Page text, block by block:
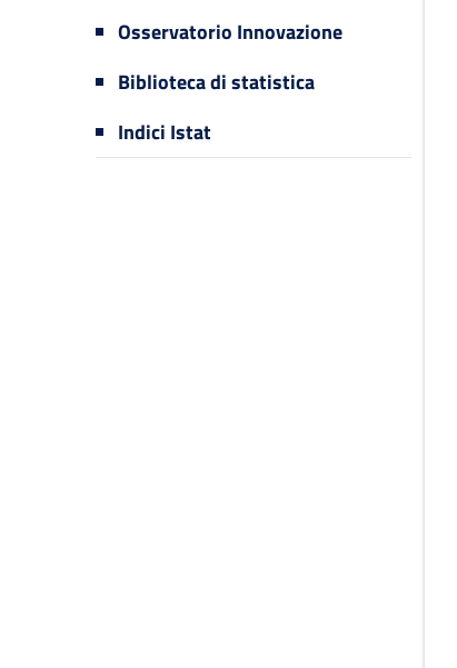
Osservatorio Innovazione
Biblioteca di statistica
Indici Istat